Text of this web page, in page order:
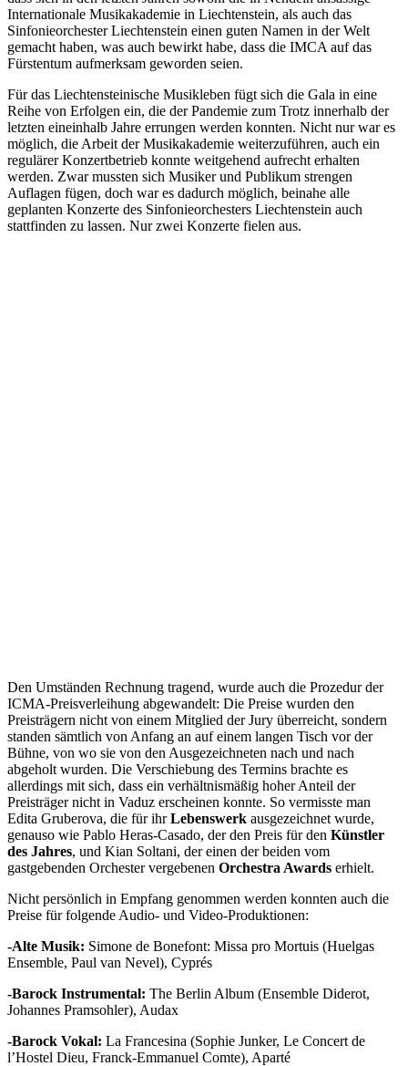
Internationale Musikakademie in Liechtenstein, als auch das
Sinfonieorchester Liechtenstein einen guten Namen in der Welt
gemacht haben, was auch bewirkt habe, dass die IMCA auf das
Fürstentum aufmerksam geworden seien.
Für das Liechtensteinische Musikleben fügt sich die Gala in eine
Reihe von Erfolgen ein, die der Pandemie zum Trotz innerhalb der
letzten eineinhalb Jahre errungen werden konnten. Nicht nur war es
möglich, die Arbeit der Musikakademie weiterzuführen, auch ein
regulärer Konzertbetrieb konnte weitgehend aufrecht erhalten
werden. Zwar mussten sich Musiker und Publikum strengen
Auflagen fügen, doch war es dadurch möglich, beinahe alle
geplanten Konzerte des Sinfonieorchesters Liechtenstein auch
stattfinden zu lassen. Nur zwei Konzerte fielen aus.
Den Umständen Rechnung tragend, wurde auch die Prozedur der
ICMA-Preisverleihung abgewandelt: Die Preise wurden den
Preisträgern nicht von einem Mitglied der Jury überreicht, sondern
standen sämtlich von Anfang an auf einem langen Tisch vor der
Bühne, von wo sie von den Ausgezeichneten nach und nach
abgeholt wurden. Die Verschiebung des Termins brachte es
allerdings mit sich, dass ein verhältnismäßig hoher Anteil der
Preisträger nicht in Vaduz erscheinen konnte. So vermisste man
Edita Gruberova, die für ihrLebenswerk ausgezeichnet wurde,
genauso wie Pablo Heras-Casado, der den Preis für den Künstler
des Jahres, und Kian Soltani, der einen der beiden vom
gastgebenden Orchester vergebenen Orchestra Awards erhielt.
Nicht persönlich in Empfang genommen werden konnten auch die
Preise für folgende Audio- und Video-Produktionen:
-Alte Musik: Simone de Bonefont: Missa pro Mortuis (Huelgas
Ensemble, Paul van Nevel), Cyprés
-Barock Instrumental: The Berlin Album (Ensemble Diderot,
Johannes Pramsohler), Audax
-Barock Vokal: La Francesina (Sophie Junker, Le Concert de
l’Hostel Dieu, Franck-Emmanuel Comte), Aparté